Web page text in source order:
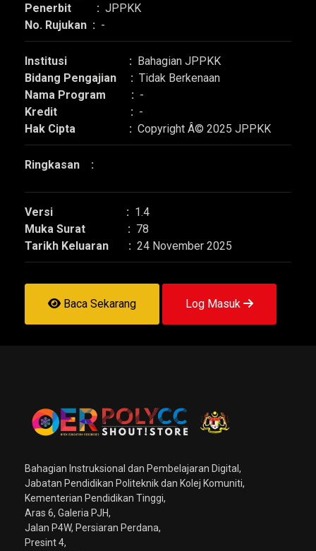
Penerbit : JPPKK
No. Rujukan : -
Institusi : Bahagian JPPKK
Bidang Pengajian : Tidak Berkenaan
Nama Program : -
Kredit : -
Hak Cipta : Copyright Â© 2025 JPPKK
Ringkasan :
Versi : 1.4
Muka Surat : 78
Tarikh Keluaran : 24 November 2025
Baca Sekarang Log Masuk
Bahagian Instruksional dan Pembelajaran Digital,
Jabatan Pendidikan Politeknik dan Kolej Komuniti,
Kementerian Pendidikan Tinggi,
Aras 6, Galeria PJH,
Jalan P4W, Persiaran Perdana,
Presint 4,